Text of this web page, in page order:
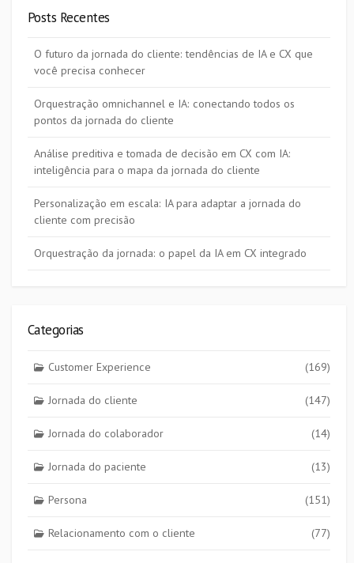
Posts Recentes
O futuro da jornada do cliente: tendências de IA e CX que
você precisa conhecer
Orquestração omnichannel e IA: conectando todos os
pontos da jornada do cliente
Análise preditiva e tomada de decisão em CX com IA:
inteligência para o mapa da jornada do cliente
Personalização em escala: IA para adaptar a jornada do
cliente com precisão
Orquestração da jornada: o papel da IA em CX integrado
Categorias
Customer Experience (169)
Jornada do cliente (147)
Jornada do colaborador (14)
Jornada do paciente (13)
Persona (151)
Relacionamento com o cliente (77)